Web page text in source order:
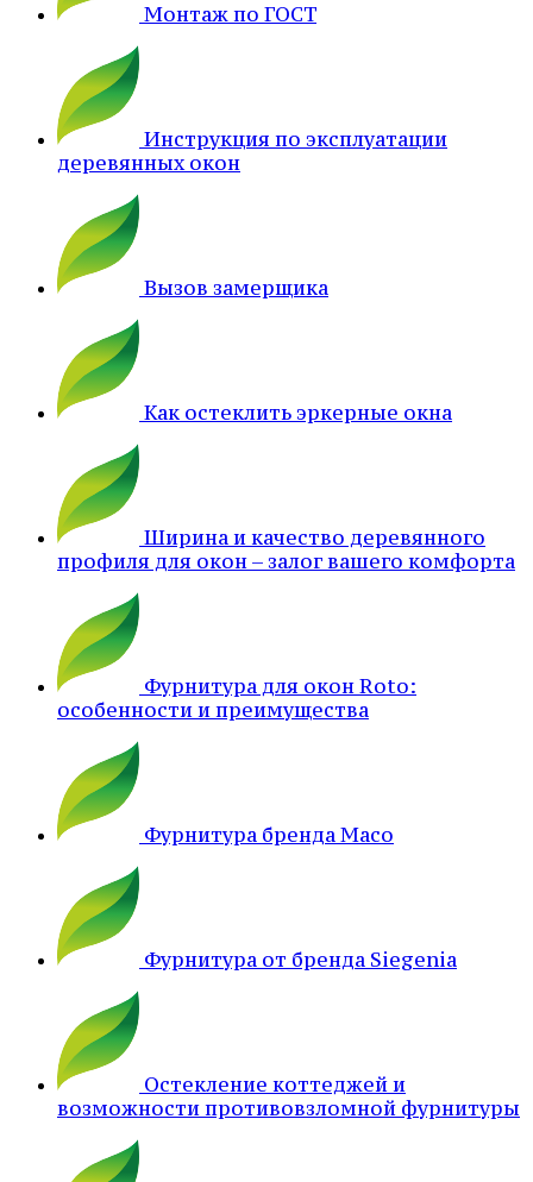
Монтаж по ГОСТ
Инструкция по эксплуатации
деревянных окон
Вызов замерщика
Как остеклить эркерные окна
Ширина и качество деревянного
профиля для окон – залог вашего комфорта
Фурнитура для окон Roto:
особенности и преимущества
Фурнитура бренда Maco
Фурнитура от бренда Siegenia
Остекление коттеджей и
возможности противовзломной фурнитуры